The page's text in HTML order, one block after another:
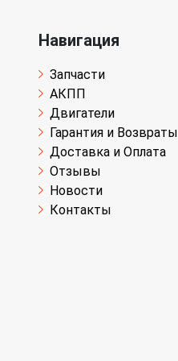
Навигация
Запчасти
АКПП
Двигатели
Гарантия и Возвраты
Доставка и Оплата
Отзывы
Новости
Контакты